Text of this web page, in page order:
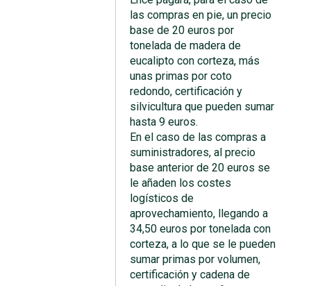
las compras en pie, un precio
base de 20 euros por
tonelada de madera de
eucalipto con corteza, más
unas primas por coto
redondo, certificación y
silvicultura que pueden sumar
hasta 9 euros.
En el caso de las compras a
suministradores, al precio
base anterior de 20 euros se
le añaden los costes
logísticos de
aprovechamiento, llegando a
34,50 euros por tonelada con
corteza, a lo que se le pueden
sumar primas por volumen,
certificación y cadena de